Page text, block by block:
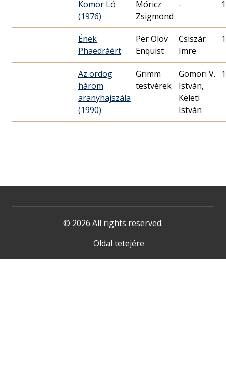
Komor Ló
(1976)
Móricz
Zsigmond
-
Ének
Phaedráért
Per Olov
Enquist
Csiszár
Imre
Az ördög
három
aranyhajszála
(1990)
Grimm
testvérek
Gömöri V.
István,
Keleti
István
© 2026 All rights reserved.
Oldal tetejére